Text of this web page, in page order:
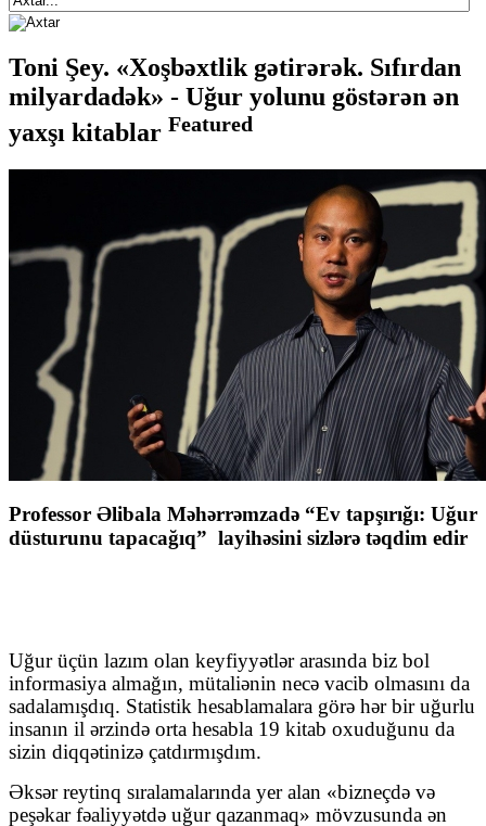
Toni Şey. «Xoşbəxtlik gətirərək. Sıfırdan
milyardadək» - Uğur yolunu göstərən ən
yaxşı kitablar Featured
Professor Əlibala Məhərrəmzadə “Ev tapşırığı: Uğur
düsturunu tapacağıq” layihəsini sizlərə təqdim edir
Uğur üçün lazım olan keyfiyyətlər arasında biz bol
informasiya almağın, mütaliənin necə vacib olmasını da
sadalamışdıq. Statistik hesablamalara görə hər bir uğurlu
insanın il ərzində orta hesabla 19 kitab oxuduğunu da
sizin diqqətinizə çatdırmışdım.
Əksər reytinq sıralamalarında yer alan «bizneçdə və
peşəkar fəaliyyətdə uğur qazanmaq» mövzusunda ən